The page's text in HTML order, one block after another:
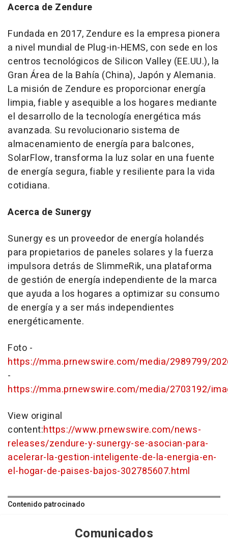
Acerca de Zendure
Fundada en 2017, Zendure es la empresa pionera
a nivel mundial de Plug-in-HEMS, con sede en los
centros tecnológicos de Silicon Valley (EE.UU.), la
Gran Área de la Bahía (China), Japón y Alemania.
La misión de Zendure es proporcionar energía
limpia, fiable y asequible a los hogares mediante
el desarrollo de la tecnología energética más
avanzada. Su revolucionario sistema de
almacenamiento de energía para balcones,
SolarFlow, transforma la luz solar en una fuente
de energía segura, fiable y resiliente para la vida
cotidiana.
Acerca de Sunergy
Sunergy es un proveedor de energía holandés
para propietarios de paneles solares y la fuerza
impulsora detrás de SlimmeRik, una plataforma
de gestión de energía independiente de la marca
que ayuda a los hogares a optimizar su consumo
de energía y a ser más independientes
energéticamente.
Foto -
https://mma.prnewswire.com/media/2989799/
-
https://mma.prnewswire.com/media/2703192/
View original
content:https://www.prnewswire.com/news-
releases/zendure-y-sunergy-se-asocian-para-
acelerar-la-gestion-inteligente-de-la-energia-en-
el-hogar-de-paises-bajos-302785607.html
Contenido patrocinado
Comunicados